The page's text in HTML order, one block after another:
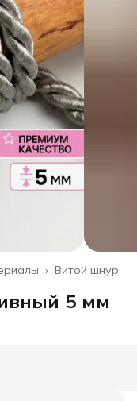
Витой шнур
›
5 мм